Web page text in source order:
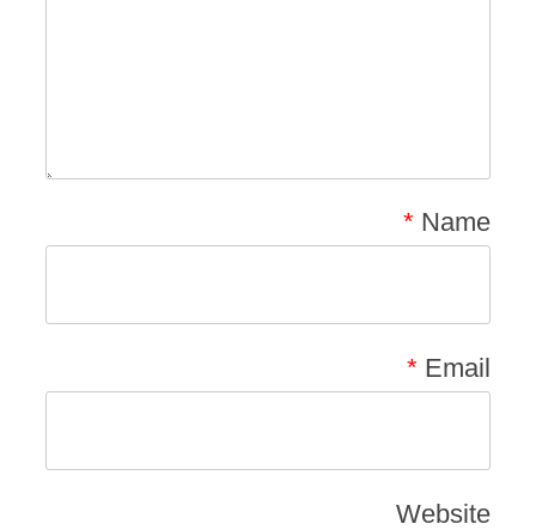
Name
*
Email
*
Website